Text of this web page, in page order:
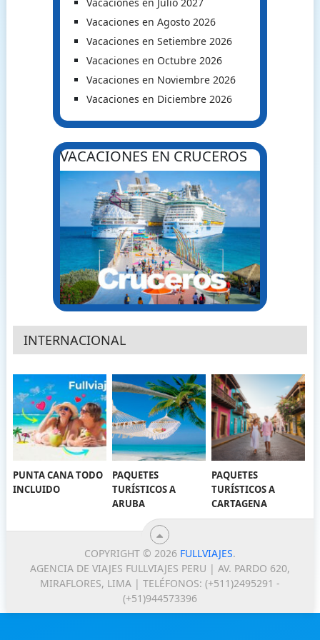
Vacaciones en Agosto 2026
Vacaciones en Setiembre 2026
Vacaciones en Octubre 2026
Vacaciones en Noviembre 2026
Vacaciones en Diciembre 2026
VACACIONES EN CRUCEROS
INTERNACIONAL
PUNTA CANA TODO
INCLUIDO
PAQUETES
TURÍSTICOS A
ARUBA
PAQUETES
TURÍSTICOS A
CARTAGENA
COPYRIGHT © 2026 FULLVIAJES.
AGENCIA DE VIAJES FULLVIAJES PERU | AV. PARDO 620,
MIRAFLORES, LIMA | TELÉFONOS: (+511)2495291 -
(+51)944573396